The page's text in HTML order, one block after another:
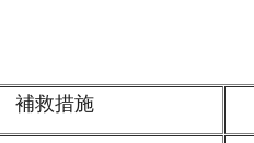
補救措施